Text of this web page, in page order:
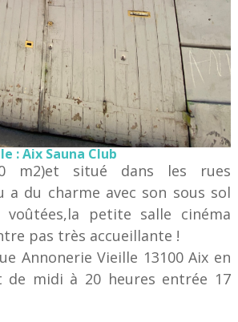
: Aix Sauna Club
m2)et situé dans les rues
a du charme avec son sous sol
voûtées,la petite salle cinéma
pas très accueillante !
Annonerie Vieille 13100 Aix en
de midi à 20 heures entrée 17